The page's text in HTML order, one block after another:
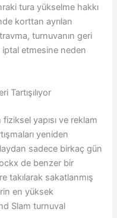
tura yükselme hakkı
korttan ayrılan
turnuvanın geri
iptal etmesine neden
Tartışılıyor
yapısı ve reklam
yeniden
sadece birkaç gün
de benzer bir
takılarak sakatlanmış
en yüksek
Slam turnuval